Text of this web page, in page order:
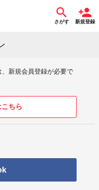
さがす 新規登録
新規会員登録が必要で
ちら